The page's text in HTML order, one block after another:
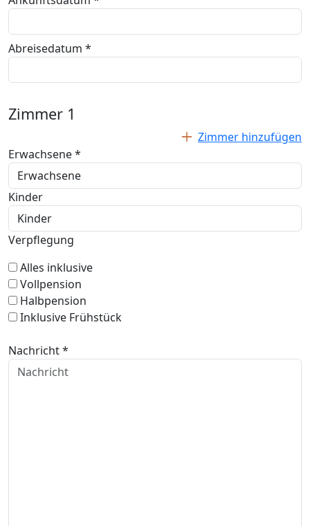
Abreisedatum *
Zimmer 1
Zimmer hinzufügen
Erwachsene *
Kinder
Verpflegung
Alles inklusive
Vollpension
Halbpension
Inklusive Frühstück
Nachricht *